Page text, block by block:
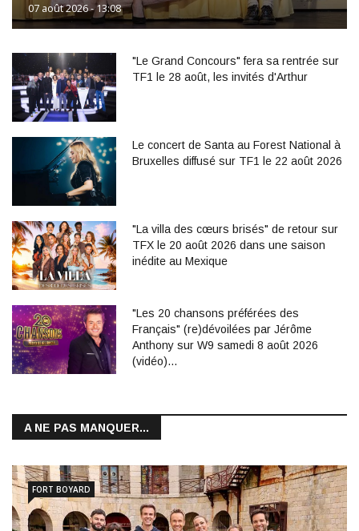
07 août 2026 - 13:08
"Le Grand Concours" fera sa rentrée sur
TF1 le 28 août, les invités d'Arthur
Le concert de Santa au Forest National à
Bruxelles diffusé sur TF1 le 22 août 2026
"La villa des cœurs brisés" de retour sur
TFX le 20 août 2026 dans une saison
inédite au Mexique
"Les 20 chansons préférées des
Français" (re)dévoilées par Jérôme
Anthony sur W9 samedi 8 août 2026
(vidéo)…
A NE PAS MANQUER...
FORT BOYARD